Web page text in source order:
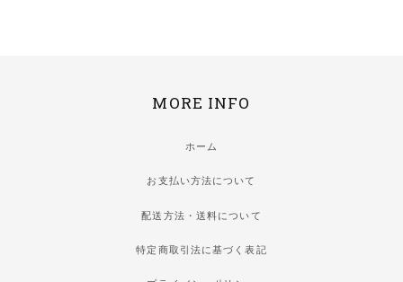
MORE INFO
ホーム
お支払い方法について
配送方法・送料について
特定商取引法に基づく表記